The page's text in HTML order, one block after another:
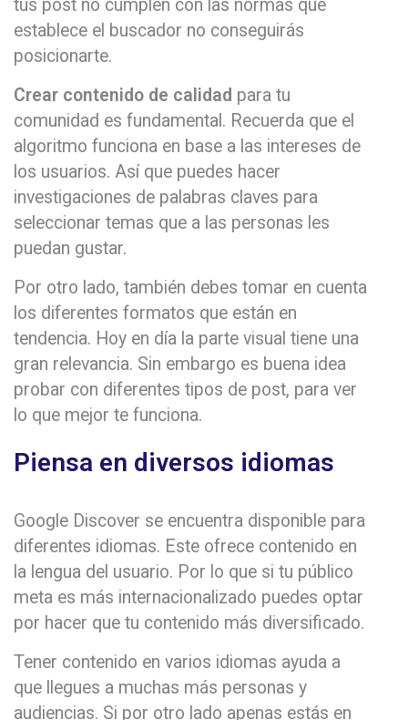
tus post no cumplen con las normas que
establece el buscador no conseguirás
posicionarte.
Crear contenido de calidad para tu
comunidad es fundamental. Recuerda que el
algoritmo funciona en base a las intereses de
los usuarios. Así que puedes hacer
investigaciones de palabras claves para
seleccionar temas que a las personas les
puedan gustar.
Por otro lado, también debes tomar en cuenta
los diferentes formatos que están en
tendencia. Hoy en día la parte visual tiene una
gran relevancia. Sin embargo es buena idea
probar con diferentes tipos de post, para ver
lo que mejor te funciona.
Piensa en diversos idiomas
Google Discover se encuentra disponible para
diferentes idiomas. Este ofrece contenido en
la lengua del usuario. Por lo que si tu público
meta es más internacionalizado puedes optar
por hacer que tu contenido más diversificado.
Tener contenido en varios idiomas ayuda a
que llegues a muchas más personas y
audiencias. Si por otro lado apenas estás en